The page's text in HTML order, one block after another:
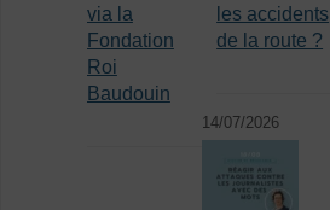
via la
Fondation
Roi
Baudouin
les accidents
de la route ?
14/07/2026